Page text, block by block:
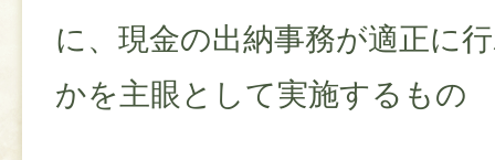
に、現金の出納事務が適正に
かを主眼として実施するもの